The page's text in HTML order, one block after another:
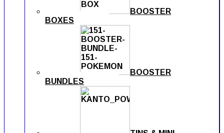
BOOSTER
BOXES
BOOSTER
BUNDLES